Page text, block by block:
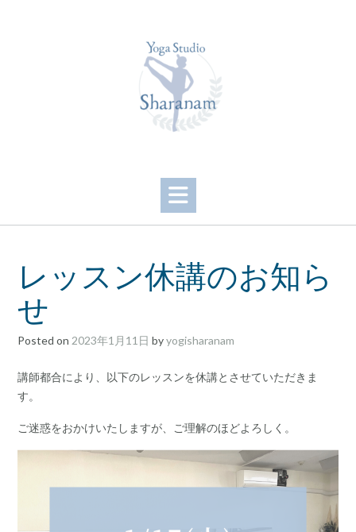
レッスン休講のお知ら
せ
Posted on 2023年1月11日 byyogisharanam
講師都合により、以下のレッスンを休講とさせていただきま
す。
ご迷惑をおかけいたしますが、ご理解のほどよろしく。